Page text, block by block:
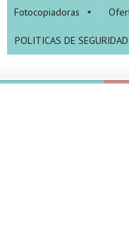
Fotocopiadoras
POLITICAS DE SEGURIDAD